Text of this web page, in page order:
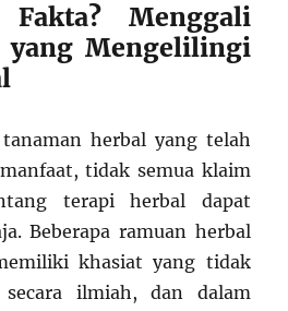
Menggali
yang Mengelilingi
herbal yang telah
tidak semua klaim
terapi herbal dapat
Beberapa ramuan herbal
khasiat yang tidak
ilmiah, dan dalam